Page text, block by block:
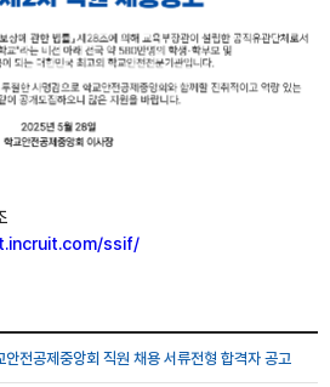
ssif/
전공제중앙회 직원 채용 서류전형 합격자 공고